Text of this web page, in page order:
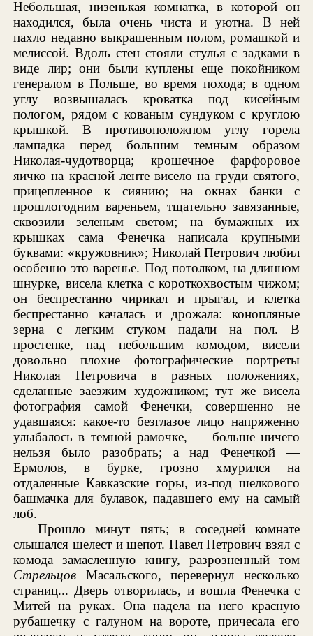
Небольшая, низенькая комнатка, в которой он
находился, была очень чиста и уютна. В ней
пахло недавно выкрашенным полом, ромашкой и
мелиссой. Вдоль стен стояли стулья с задками в
виде лир; они были куплены еще покойником
генералом в Польше, во время похода; в одном
углу возвышалась кроватка под кисейным
пологом, рядом с кованым сундуком с круглою
крышкой. В противоположном углу горела
лампадка перед большим темным образом
Николая-чудотворца; крошечное фарфоровое
яичко на красной ленте висело на груди святого,
прицепленное к сиянию; на окнах банки с
прошлогодним вареньем, тщательно завязанные,
сквозили зеленым светом; на бумажных их
крышках сама Фенечка написала крупными
буквами: «кружовник»; Николай Петрович любил
особенно это варенье. Под потолком, на длинном
шнурке, висела клетка с короткохвостым чижом;
он беспрестанно чирикал и прыгал, и клетка
беспрестанно качалась и дрожала: конопляные
зерна с легким стуком падали на пол. В
простенке, над небольшим комодом, висели
довольно плохие фотографические портреты
Николая Петровича в разных положениях,
сделанные заезжим художником; тут же висела
фотография самой Фенечки, совершенно не
удавшаяся: какое-то безглазое лицо напряженно
улыбалось в темной рамочке, — больше ничего
нельзя было разобрать; а над Фенечкой —
Ермолов, в бурке, грозно хмурился на
отдаленные Кавказские горы, из-под шелкового
башмачка для булавок, падавшего ему на самый
лоб.
Прошло минут пять; в соседней комнате
слышался шелест и шепот. Павел Петрович взял с
комода замасленную книгу, разрозненный том
Стрельцов Масальского, перевернул несколько
страниц... Дверь отворилась, и вошла Фенечка с
Митей на руках. Она надела на него красную
рубашечку с галуном на вороте, причесала его